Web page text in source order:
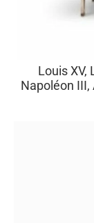
Louis XV,
Napoléon III,